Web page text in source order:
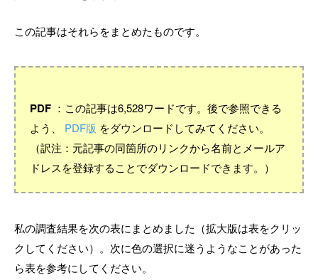
この記事はそれらをまとめたものです。
PDF：この記事は6,528ワードです。後で参照できる
よう、 PDF版 をダウンロードしてみてください。
（訳注：元記事の同箇所のリンクから名前とメールア
ドレスを登録することでダウンロードできます。）
私の調査結果を次の表にまとめました（拡大版は表をクリッ
クしてください）。次に色の選択に迷うようなことがあった
ら表を参考にしてください。